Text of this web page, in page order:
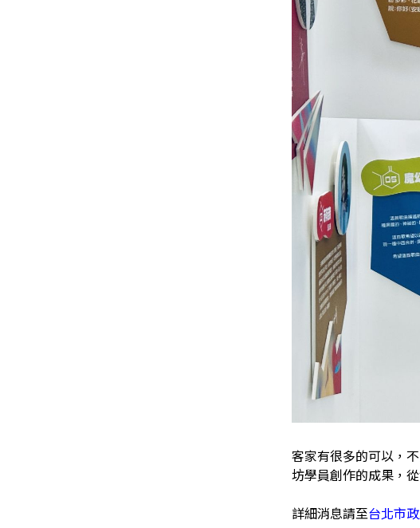
客家有很多的可以，
坊學員創作的成果，
詳細消息請至台北市